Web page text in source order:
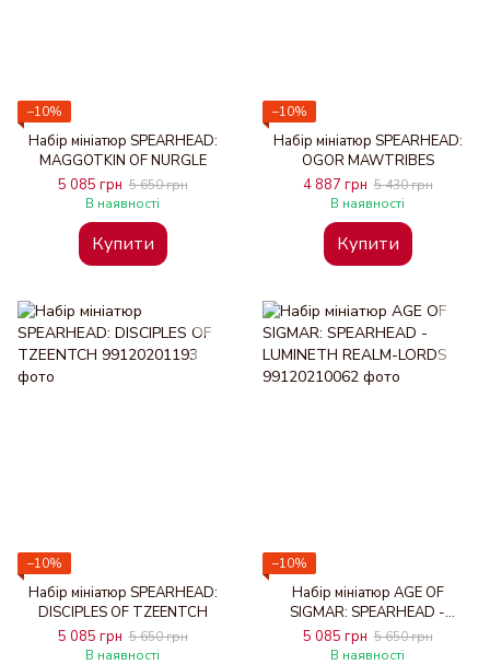
−10%
Набір мініатюр SPEARHEAD:
MAGGOTKIN OF NURGLE
5 085 грн 5 650 грн
В наявності
Купити
−10%
Набір мініатюр SPEARHEAD:
OGOR MAWTRIBES
4 887 грн 5 430 грн
В наявності
Купити
−10%
Набір мініатюр SPEARHEAD:
DISCIPLES OF TZEENTCH
5 085 грн 5 650 грн
В наявності
−10%
Набір мініатюр AGE OF
SIGMAR: SPEARHEAD -
LUMINETH REALM-LORDS
5 085 грн 5 650 грн
В наявності